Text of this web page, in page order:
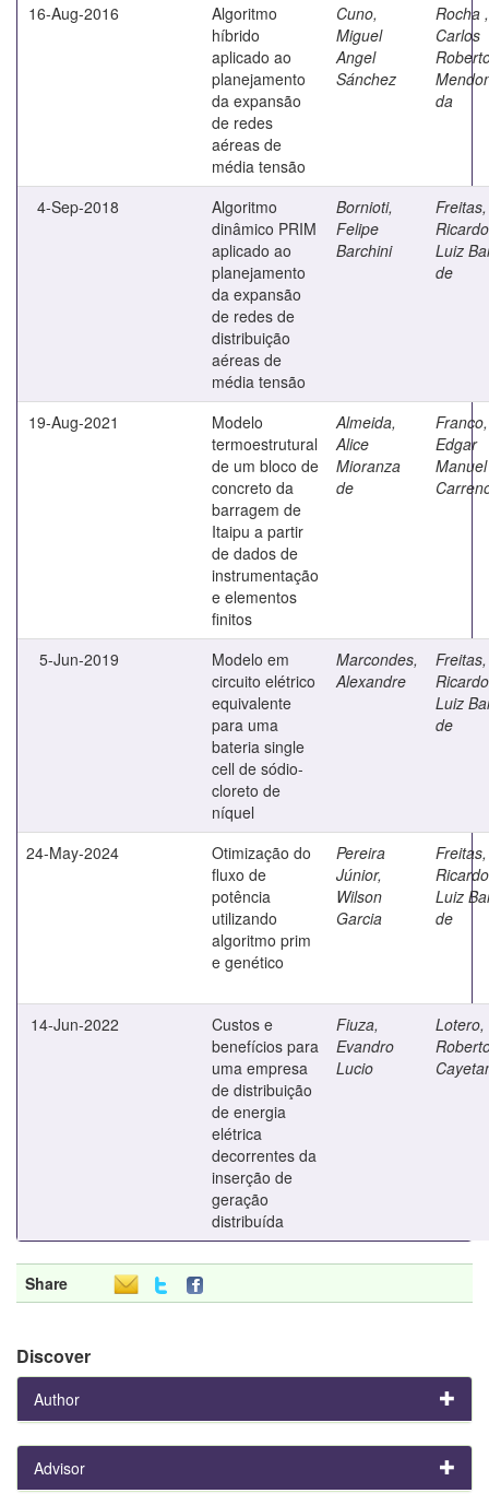
16-Aug-2016
Algoritmo
híbrido
aplicado ao
planejamento
da expansão
de redes
aéreas de
média tensão
Cuno,
Miguel
Angel
Sánchez
Rocha ,
Carlos
da
4-Sep-2018
Algoritmo
dinâmico PRIM
aplicado ao
planejamento
da expansão
de redes de
distribuição
aéreas de
média tensão
Bornioti,
Felipe
Barchini
Freitas,
Ricardo
Luiz
de
19-Aug-2021
Modelo
termoestrutural
de um bloco de
concreto da
barragem de
Itaipu a partir
de dados de
instrumentação
e elementos
finitos
Almeida,
Alice
Mioranza
de
Franco,
Edgar
Manuel
5-Jun-2019
Modelo em
circuito elétrico
equivalente
para uma
bateria single
cell de sódio-
cloreto de
níquel
Marcondes,
Alexandre
Freitas,
Ricardo
Luiz
de
24-May-2024
Otimização do
fluxo de
potência
utilizando
algoritmo prim
e genético
Pereira
Júnior,
Wilson
Garcia
Freitas,
Ricardo
Luiz
de
14-Jun-2022
Custos e
benefícios para
uma empresa
de distribuição
de energia
elétrica
decorrentes da
inserção de
geração
distribuída
Fiuza,
Evandro
Lucio
Lotero,
Share
Discover
Author
Advisor